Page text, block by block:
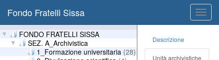
Fondo Fratelli Sissa
FONDO FRATELLI SISSA
SEZ. A_Archivistica
1_Formazione universitaria (28)
Descrizione
Unità archivistiche
121
374 [Stazioni termali]
(1969)